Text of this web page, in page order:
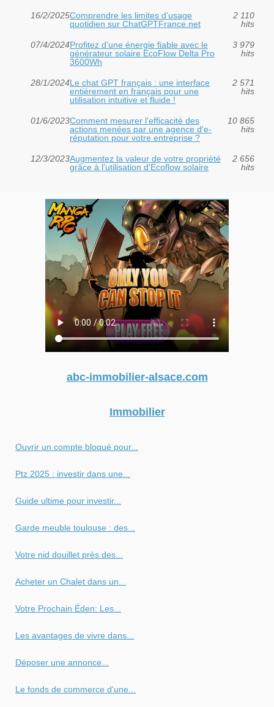
16/2/2025Comprendre les limites d'usage
quotidien sur ChatGPTFrance.net
2 110
hits
07/4/2024Profitez d'une énergie fiable avec le
générateur solaire EcoFlow Delta Pro
3600Wh
3 979
hits
28/1/2024Le chat GPT français : une interface
entièrement en français pour une
utilisation intuitive et fluide !
2 571
hits
01/6/2023Comment mesurer l'efficacité des
actions menées par une agence d'e-
réputation pour votre entreprise ?
10 865
hits
12/3/2023Augmentez la valeur de votre propriété
grâce à l'utilisation d'Ecoflow solaire
2 656
hits
abc-immobilier-alsace.com
Immobilier
Ouvrir un compte bloqué pour...
Ptz 2025 : investir dans une...
Guide ultime pour investir...
Garde meuble toulouse : des...
Votre nid douillet près des...
Acheter un Chalet dans un...
Votre Prochain Éden: Les...
Les avantages de vivre dans...
Déposer une annonce...
Le fonds de commerce d'une...